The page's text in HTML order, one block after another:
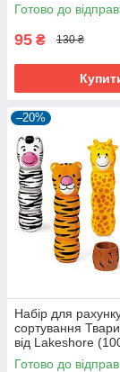
Готово до
95 ₴ 130 ₴
–20%
Набір для
сортування
від Lakeshore
Готово до